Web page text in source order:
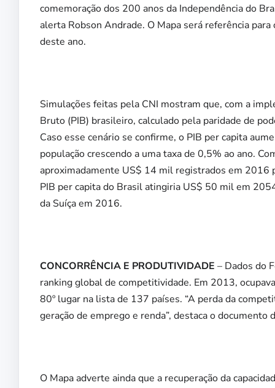
comemoração dos 200 anos da Independência do
alerta Robson Andrade. O Mapa será referência
deste ano.
Simulações feitas pela CNI mostram que, com a
Bruto (PIB) brasileiro, calculado pela paridade de
Caso esse cenário se confirme, o PIB per capita
população crescendo a uma taxa de 0,5% ao ano.
aproximadamente US$ 14 mil registrados em
PIB per capita do Brasil atingiria US$ 50 mil em
da Suíça em 2016.
CONCORRÊNCIA E PRODUTIVIDADE – Dados do
ranking global de competitividade. Em 2013,
80º lugar na lista de 137 países. “A perda da
geração de emprego e renda”, destaca o documento
O Mapa adverte ainda que a recuperação da